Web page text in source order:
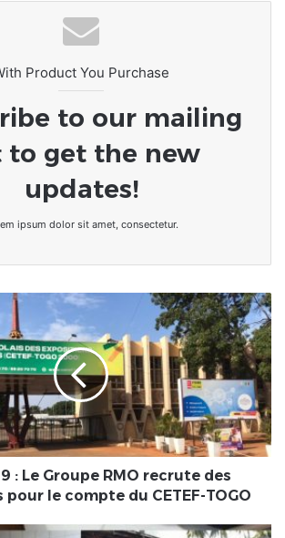
au carrefour des
: le devoir de rompre
culture du naufrage
Product You Purchase
to our mailing
to get the new
updates!
ipsum dolor sit amet, consectetur.
: Le Groupe RMO recrute des
le compte du CETEF-TOGO